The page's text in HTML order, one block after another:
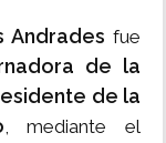
Andrades fue
de la
de la
, mediante el